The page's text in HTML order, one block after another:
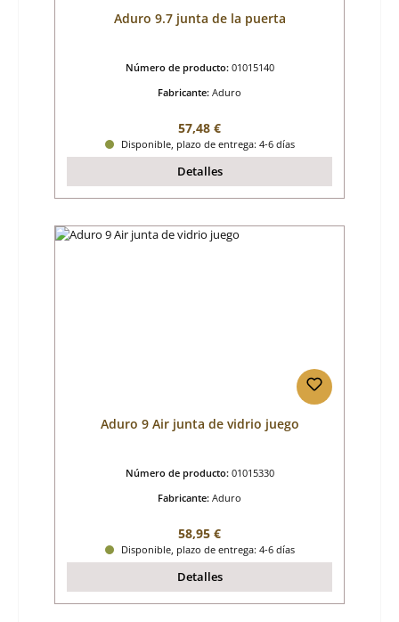
Aduro 9.7 junta de la puerta
Número de producto: 01015140
Fabricante: Aduro
Precio normal:
57,48 €
Disponible, plazo de entrega: 4-6 días
Detalles
Aduro 9 Air junta de vidrio juego
Número de producto: 01015330
Fabricante: Aduro
Precio normal:
58,95 €
Disponible, plazo de entrega: 4-6 días
Detalles